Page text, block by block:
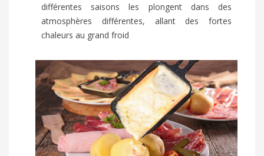
différentes saisons les plongent dans des
atmosphères différentes, allant des fortes
chaleurs au grand froid